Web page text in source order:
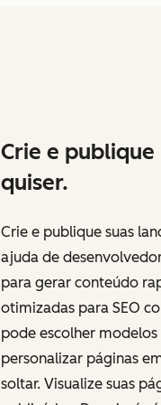
Crie e
quiser.
Crie e publique suas
ajuda de
para gerar conteúdo
otimizadas para SEO
pode escolher
personalizar páginas
soltar. Visualize suas